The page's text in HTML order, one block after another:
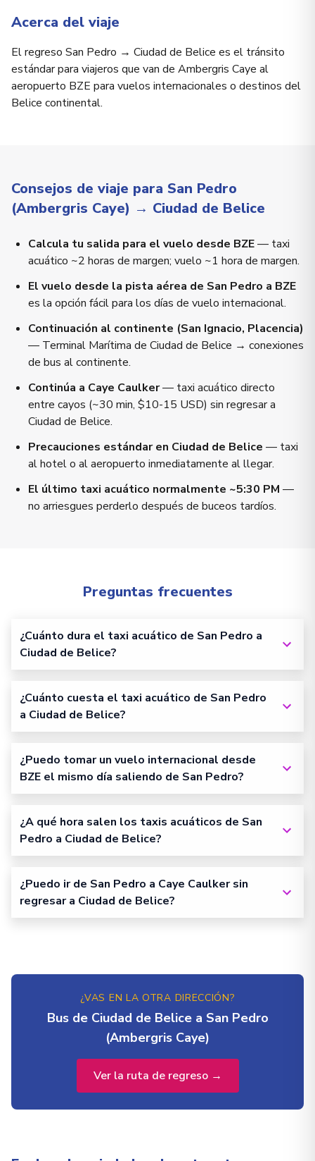
Acerca del viaje
El regreso San Pedro → Ciudad de Belice es el tránsito
estándar para viajeros que van de Ambergris Caye al
aeropuerto BZE para vuelos internacionales o destinos del
Belice continental.
Consejos de viaje para San Pedro
(Ambergris Caye) → Ciudad de Belice
Calcula tu salida para el vuelo desde BZE— taxi
acuático ~2 horas de margen; vuelo ~1 hora de margen.
El vuelo desde la pista aérea de San Pedro a BZE
es la opción fácil para los días de vuelo internacional.
Continuación al continente (San Ignacio, Placencia)
— Terminal Marítima de Ciudad de Belice → conexiones
de bus al continente.
Continúa a Caye Caulker— taxi acuático directo
entre cayos (~30 min, $10-15 USD) sin regresar a
Ciudad de Belice.
Precauciones estándar en Ciudad de Belice — taxi
al hotel o al aeropuerto inmediatamente al llegar.
El último taxi acuático normalmente ~5:30 PM —
no arriesgues perderlo después de buceos tardíos.
Preguntas frecuentes
¿Cuánto dura el taxi acuático de San Pedro a
Ciudad de Belice?
¿Cuánto cuesta el taxi acuático de San Pedro
a Ciudad de Belice?
¿Puedo tomar un vuelo internacional desde
BZE el mismo día saliendo de San Pedro?
¿A qué hora salen los taxis acuáticos de San
Pedro a Ciudad de Belice?
¿Puedo ir de San Pedro a Caye Caulker sin
regresar a Ciudad de Belice?
¿VAS EN LA OTRA DIRECCIÓN?
Bus de Ciudad de Belice a San Pedro
(Ambergris Caye)
Ver la ruta de regreso →